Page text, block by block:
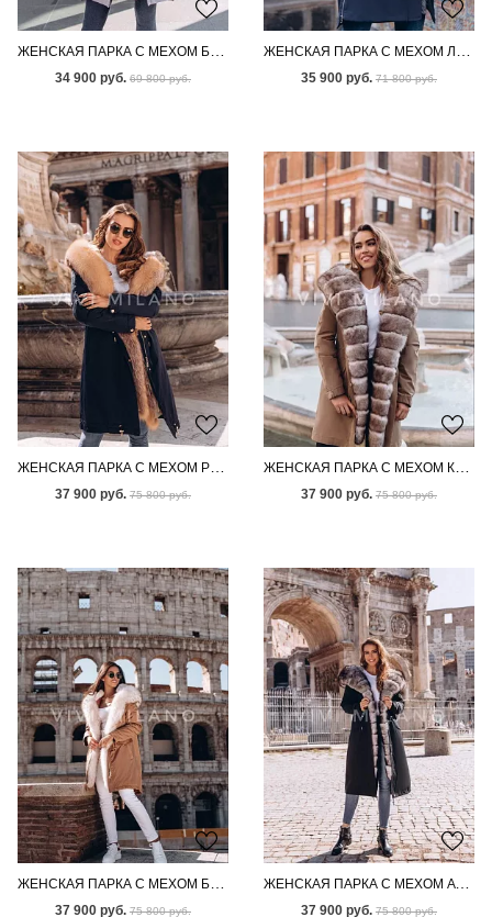
34 900 руб. 69 800 руб. 35 900 руб. 71 800 руб.
37 900 руб. 75 800 руб. 37 900 руб. 75 800 руб.
37 900 руб. 75 800 руб.
ЖЕНСКАЯ ПАРКА С МЕХОМ АУКЦИОННОГО ПЕСЦА ПОД СОБОЛЬ
37 900 руб. 75 800 руб.